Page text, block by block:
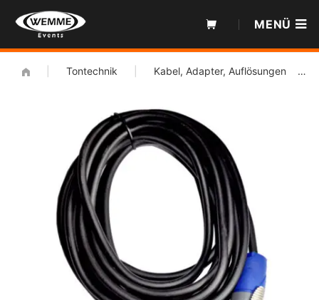
Inhalt
MENÜ
Tontechnik Kabel, Adapter, Auflösungen |